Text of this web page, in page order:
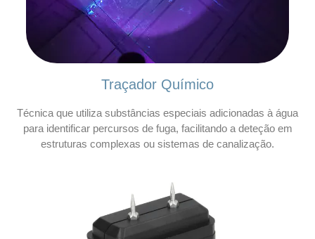
Traçador Químico
Técnica que utiliza substâncias especiais adicionadas à água
para identificar percursos de fuga, facilitando a deteção em
estruturas complexas ou sistemas de canalização.